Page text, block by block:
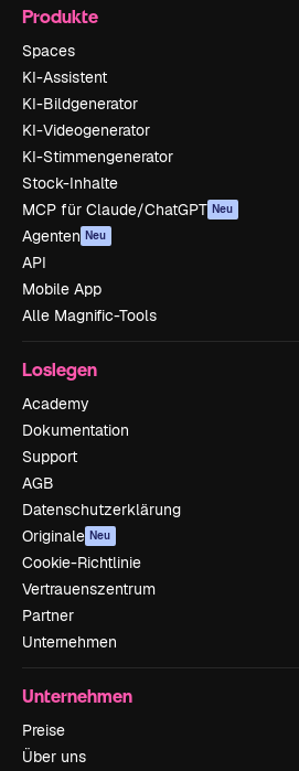
Produkte
Spaces
KI-Assistent
KI-Bildgenerator
KI-Videogenerator
KI-Stimmengenerator
Stock-Inhalte
MCP für Claude/ChatGPT Neu
Agenten Neu
API
Mobile App
Alle Magnific-Tools
Loslegen
Academy
Dokumentation
Support
AGB
Datenschutzerklärung
Originale Neu
Cookie-Richtlinie
Vertrauenszentrum
Partner
Unternehmen
Unternehmen
Preise
Über uns